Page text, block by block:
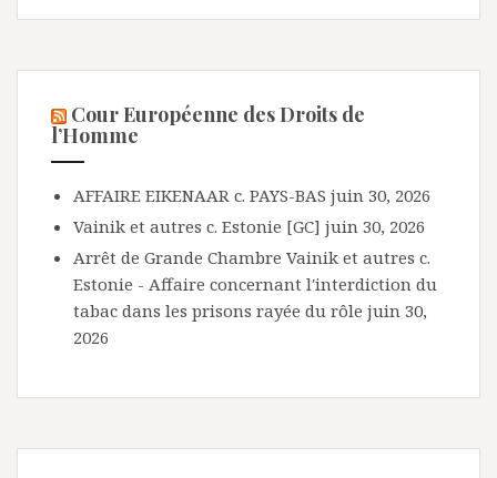
Cour Européenne des Droits de
l’Homme
AFFAIRE EIKENAAR c. PAYS-BAS juin 30, 2026
Vainik et autres c. Estonie [GC] juin 30, 2026
Arrêt de Grande Chambre Vainik et autres c.
Estonie - Affaire concernant l'interdiction du
tabac dans les prisons rayée du rôle juin 30,
2026